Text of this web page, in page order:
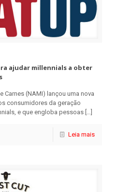
ajudar millennials a obter
Carnes (NAMI) lançou uma nova
consumidores da geração
e que engloba pessoas […]
Leia mais